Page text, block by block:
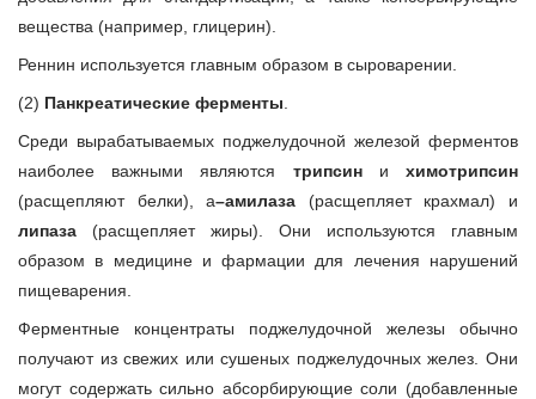
вещества (например, глицерин).
Реннин используется главным образом в сыроварении.
(2) Панкреатические ферменты
Среди вырабатываемых поджелудочной железой ферментов
наиболее важными являются трипсин ихимотрипсин
(расщепляют белки), a–амилаза (расщепляет крахмал) и
липаза (расщепляет жиры). Они используются главным
образом в медицине и фармации для лечения нарушений
пищеварения.
Ферментные концентраты поджелудочной железы обычно
получают из свежих или сушеных поджелудочных желез. Они
могут содержать сильно абсорбирующие соли (добавленные